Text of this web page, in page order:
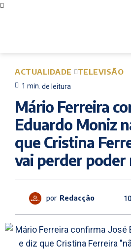
ACTUALIDADE TELEVISÃO
1 min. de leitura
Mário Ferreira
Eduardo Moniz
que Cristina
vai perder poder
por Redacção